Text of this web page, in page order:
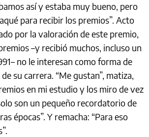
así y estaba muy bueno, pero
para recibir los premios”. Acto
por la valoración de este premio,
–y recibió muchos, incluso un
no le interesan como forma de
su carrera. “Me gustan”, matiza,
en mi estudio y los miro de vez
son un pequeño recordatorio de
épocas”. Y remacha: “Para eso